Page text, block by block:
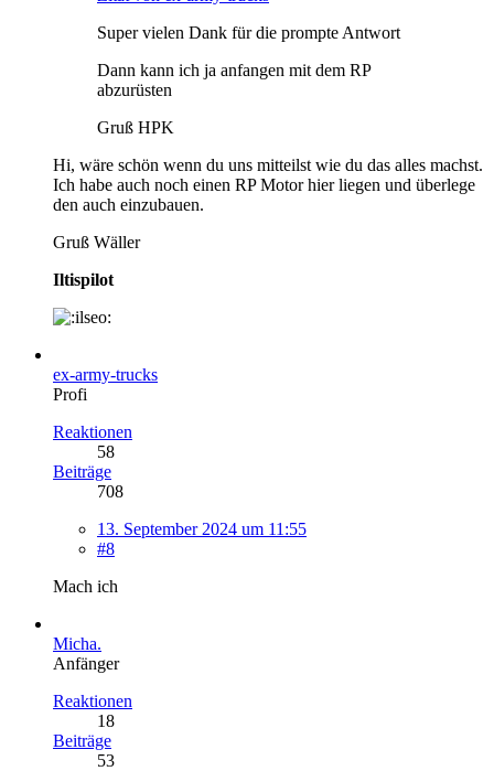
Super vielen Dank für die prompte Antwort
Dann kann ich ja anfangen mit dem RP
abzurüsten
Gruß HPK
Hi, wäre schön wenn du uns mitteilst wie du das alles machst.
Ich habe auch noch einen RP Motor hier liegen und überlege
den auch einzubauen.
Gruß Wäller
Iltispilot
ex-army-trucks
Profi
Reaktionen
58
Beiträge
708
13. September 2024 um 11:55
#8
Mach ich
Micha.
Anfänger
Reaktionen
18
Beiträge
53